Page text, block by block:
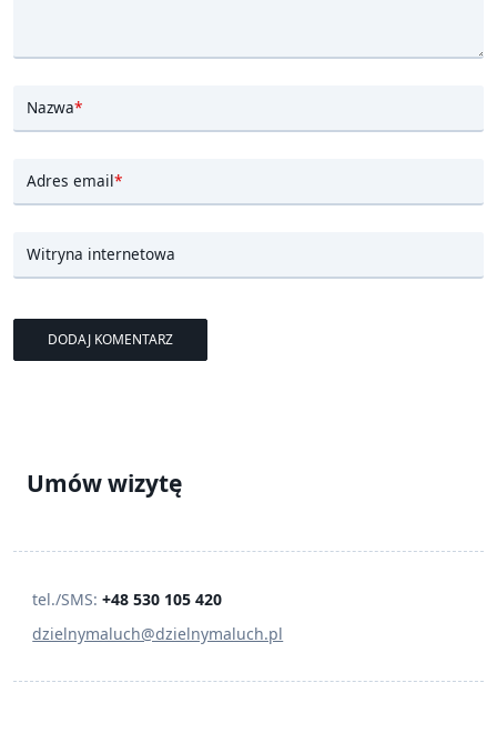
Nazwa*
Adres email*
Witryna internetowa
Umów wizytę
tel./SMS:+48 530 105 420
dzielnymaluch@dzielnymaluch.pl